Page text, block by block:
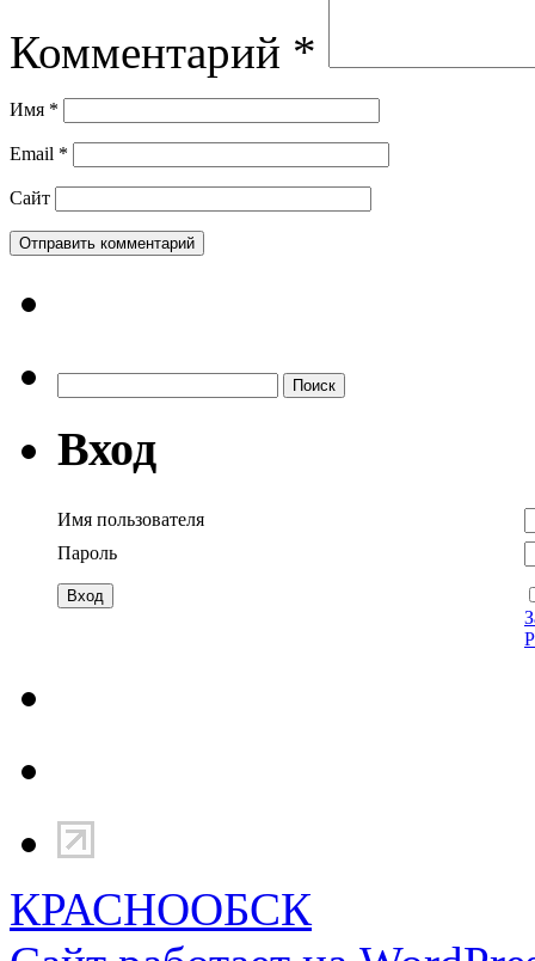
Комментарий *
Имя *
Email *
Сайт
Вход
Имя пользователя
Пароль
КРАСНООБСК